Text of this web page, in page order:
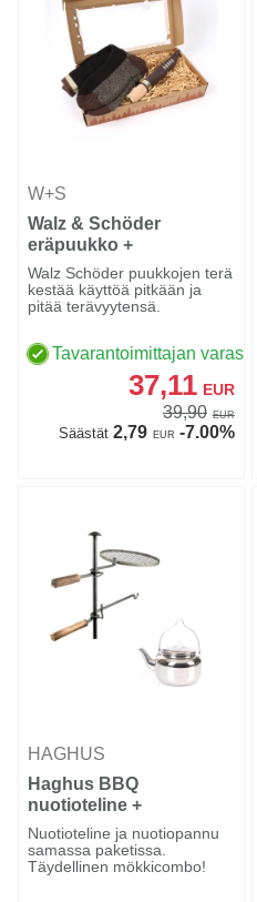
W+S
Walz & Schöder
eräpuukko +
saapassukat
Walz Schöder puukkojen terä
kestää käyttöä pitkään ja
pitää terävyytensä.
Tavarantoimittajan
37,11 EUR
39,90 EUR
Säästät2,79 EUR -7.00%
HAGHUS
Haghus BBQ
nuotioteline +
Nuotiopannu
Nuotioteline ja nuotiopannu
samassa paketissa.
Täydellinen mökkicombo!